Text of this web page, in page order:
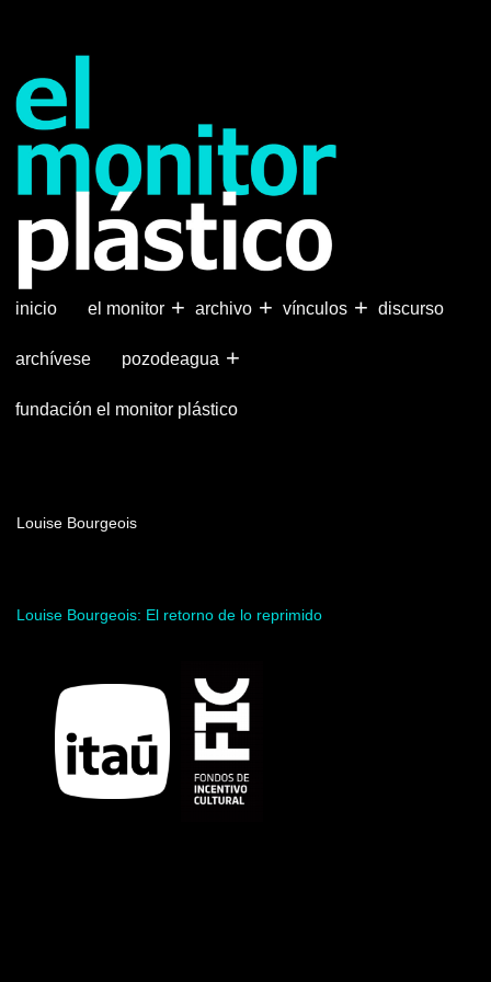
principal
inicio +
el monitor +
archivo +
vínculos discurso
archívese +
pozodeagua
fundación el monitor plástico
Louise Bourgeois
Louise Bourgeois: El retorno de lo reprimido